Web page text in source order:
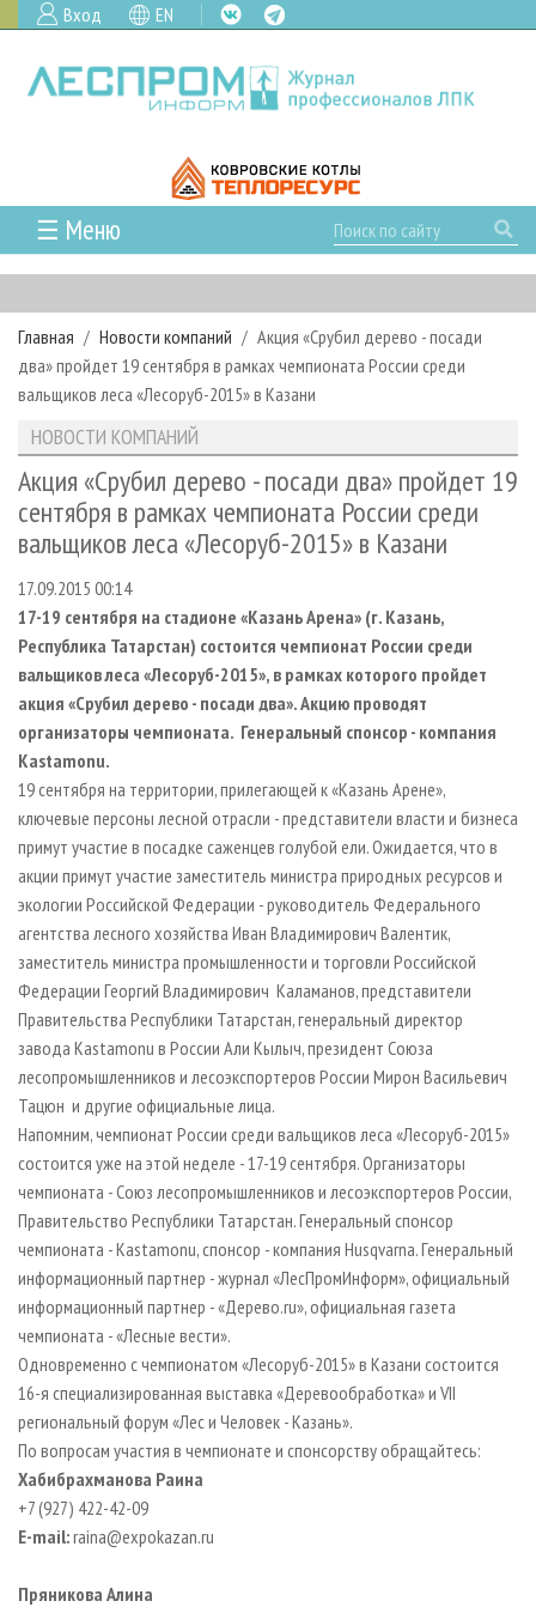
Вход EN
☰ Меню
ГЛАВНАЯ
РУБРИКИ И ТЕМЫ
РУБРИКИ ЖУРНАЛА
ЛЕСНОЕ ХОЗЯЙСТВО
ЛЕСОЗАГОТОВКА
ЛЕСОПИЛЕНИЕ
ДЕРЕВООБРАБОТКА
СУШКА ДРЕВЕСИНЫ
ПРОИЗВОДСТВО ДРЕВЕСНЫХ ПЛИТ
ДЕРЕВЯННОЕ ДОМОСТРОЕНИЕ
ПРОИЗВОДСТВО МЕБЕЛИ
БИОЭНЕРГЕТИКА
ЦБП
ИНСТРУМЕНТ И МАТЕРИАЛЫ
НОВОСТИ
КАЛЕНДАРЬ СОБЫТИЙ
НОВОСТИ ЛПК
НОВОСТИ ЖУРНАЛА
НОВОСТИ КОМПАНИЙ
ПРОЕКТЫ ЛПИ
АНАЛИТИКА
ПРЕДПРИЯТИЯ ЛПК
ЛЕСНЫЕ РЕГИОНЫ РОССИИ
ПЕРСОНЫ
МОБИЛЬНЫЕ ВЫСТАВКИ
ОФИЦИАЛЬНЫЕ ДЕЛЕГАЦИИ
ПРИОРИТЕТНЫЕ ИНВЕСТПРОЕКТЫ
RUSSIAN FORESTRY REVIEW
ГАЗЕТА ЛЕСПРОМФОРУМ
БИБЛИОТЕКА СПЕЦИАЛИСТА
АРХИВ
АРХИВ ЖУРНАЛОВ
СТАТЬИ
О ЖУРНАЛЕ
ПОДПИСКА
КОНТАКТЫ
РЕКЛАМОДАТЕЛЯМ
РЕКЛАМА
РЕКЛАМА НА САЙТЕ
Главная Новости компаний
Акция «Срубил дерево - посади
два» пройдет 19 сентября в рамках чемпионата России среди
вальщиков леса «Лесоруб-2015» в Казани
НОВОСТИ КОМПАНИЙ
Акция «Срубил дерево - посади два» пройдет 19
сентября в рамках чемпионата России среди
вальщиков леса «Лесоруб-2015» в Казани
17.09.2015 00:14
17-19 сентября на стадионе «Казань Арена» (г. Казань,
Республика Татарстан) состоится чемпионат России среди
вальщиков леса «Лесоруб-2015», в рамках которого пройдет
акция «Срубил дерево - посади два». Акцию проводят
организаторы чемпионата. Генеральный спонсор - компания
Kastamonu.
19 сентября на территории, прилегающей к «Казань Арене»,
ключевые персоны лесной отрасли - представители власти и бизнеса
примут участие в посадке саженцев голубой ели. Ожидается, что в
акции примут участие заместитель министра природных ресурсов и
экологии Российской Федерации - руководитель Федерального
агентства лесного хозяйства Иван Владимирович Валентик,
заместитель министра промышленности и торговли Российской
Федерации Георгий Владимирович Каламанов, представители
Правительства Республики Татарстан, генеральный директор
завода Kastamonu в России Али Кылыч, президент Союза
лесопромышленников и лесоэкспортеров России Мирон Васильевич
Тацюн и другие официальные лица.
Напомним, чемпионат России среди вальщиков леса «Лесоруб-2015»
состоится уже на этой неделе - 17-19 сентября. Организаторы
чемпионата - Союз лесопромышленников и лесоэкспортеров России,
Правительство Республики Татарстан. Генеральный спонсор
чемпионата - Kastamonu, спонсор - компания Husqvarna. Генеральный
информационный партнер - журнал «ЛесПромИнформ», официальный
информационный партнер - «Дерево.ru», официальная газета
чемпионата - «Лесные вести».
Одновременно с чемпионатом «Лесоруб-2015» в Казани состоится
16-я специализированная выставка «Деревообработка» и VII
региональный форум «Лес и Человек - Казань».
По вопросам участия в чемпионате и спонсорству обращайтесь:
Хабибрахманова Раина
+7 (927) 422-42-09
E-mail:raina@expokazan.ru
Пряникова Алина